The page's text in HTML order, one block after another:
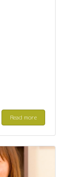
Read more